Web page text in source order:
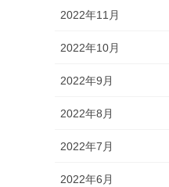
2022年11月
2022年10月
2022年9月
2022年8月
2022年7月
2022年6月